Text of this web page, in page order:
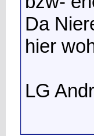
Da
hier
LG